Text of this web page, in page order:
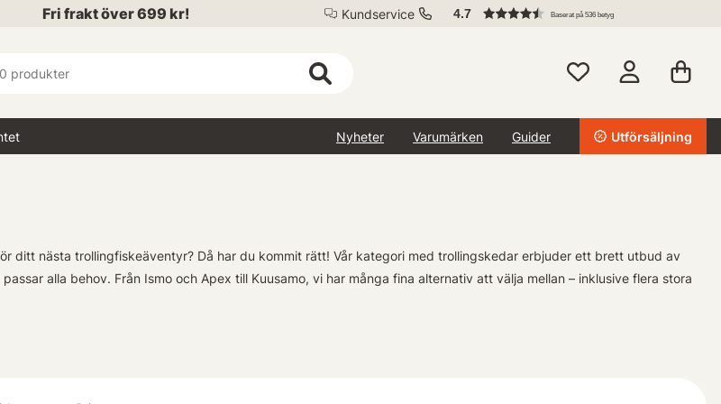
Fri frakt över 699 kr! Kundservice 4.7 Baserat på 536 betyg
Nyheter Varumärken Guider Utförsäljning
ditt nästa trollingfiskeäventyr? Då har du kommit rätt! Vår kategori med trollingskedar erbjuder ett brett utbud av
alla behov. Från Ismo och Apex till Kuusamo, vi har många fina alternativ att välja mellan – inklusive flera stora
Custom färger på Ismo Magnum - de är verkligen heta just nu! Oavsett om du letar efter en klassisk favorit eller vill